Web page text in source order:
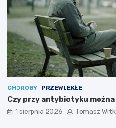
CHOROBY PRZEWLEKŁE
Czy przy antybiotyku
1 sierpnia 2026 Tomasz